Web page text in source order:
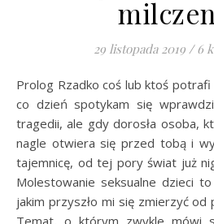
29 listopada 2019 / 6
Prolog Rzadko coś lub ktoś potrafi mną tak wstrząsnąć. Na
co dzień spotykam się
tragedii, ale gdy dorosła osoba,
nagle otwiera się przed tobą i
tajemnicę, od tej pory świat już
Molestowanie seksualne dzieci
jakim przyszło mi się zmierzyć od